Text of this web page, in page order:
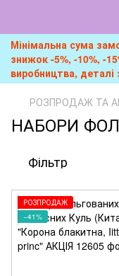
Мінімальна сума
знижок -5%, -10%, -
виробництва,
РОЗПРОДАЖ ТА
НАБОРИ
Фільтр
РОЗПРОДАЖ
−41%